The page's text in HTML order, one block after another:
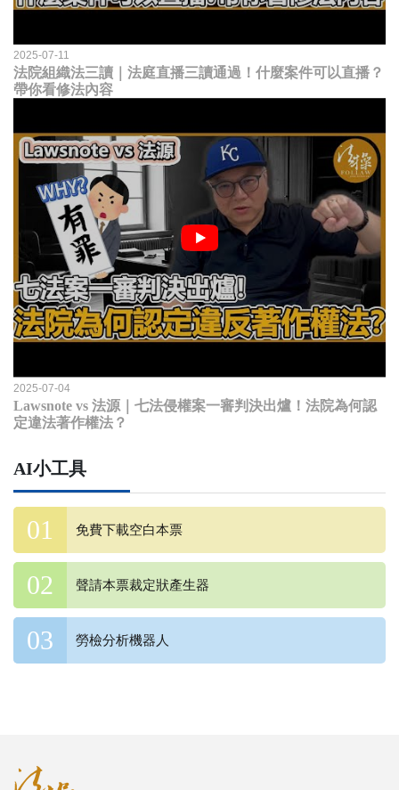
2025-07-11
法院組織法三讀｜法庭直播三讀通過！什麼案件可以直播？
帶你看修法內容
2025-07-04
Lawsnote vs 法源｜七法侵權案一審判決出爐！法院為何認
定違法著作權法？
AI小工具
免費下載空白本票
聲請本票裁定狀產生器
勞檢分析機器人